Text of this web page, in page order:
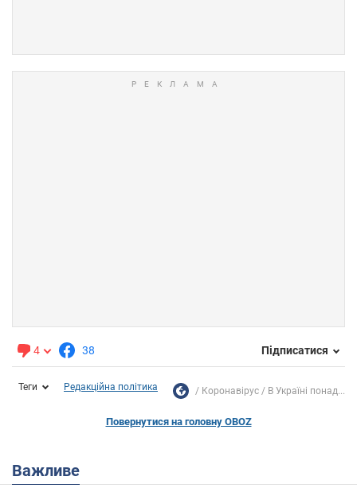
4 38 Підписатися
Теги Редакційна політика Коронавірус В Україні понад...
Повернутися на головну OBOZ
Важливе